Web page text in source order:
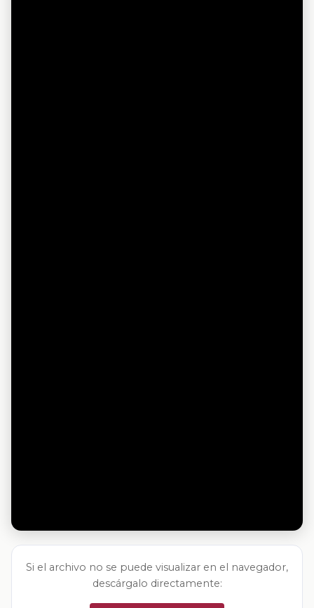
Si el archivo no se puede visualizar en el navegador,
descárgalo directamente: